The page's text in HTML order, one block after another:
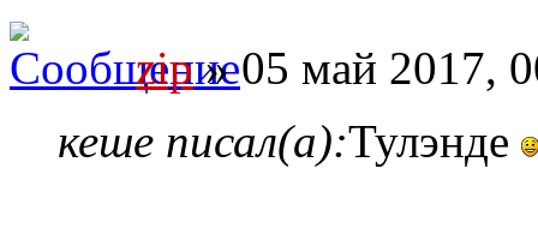
zip» 05 май 2017,
кеше писал(а):Тулэнде